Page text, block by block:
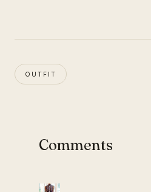
OUTFIT
Comments